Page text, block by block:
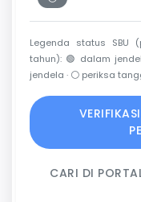
Legenda status SBU
tahun): 🟢 dalam
jendela · ⚪ periksa
CARI DI